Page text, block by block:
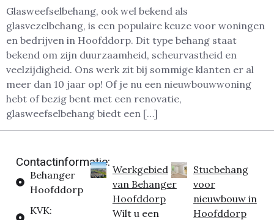
Glasweefselbehang, ook wel bekend als
glasvezelbehang, is een populaire keuze voor woningen
en bedrijven in Hoofddorp. Dit type behang staat
bekend om zijn duurzaamheid, scheurvastheid en
veelzijdigheid. Ons werk zit bij sommige klanten er al
meer dan 10 jaar op! Of je nu een nieuwbouwwoning
hebt of bezig bent met een renovatie,
glasweefselbehang biedt een […]
Contactinformatie:
Behanger
Hoofddorp
KVK:
Werkgebied
van Behanger
Hoofddorp
Wilt u een
Stucbehang
voor
nieuwbouw in
Hoofddorp